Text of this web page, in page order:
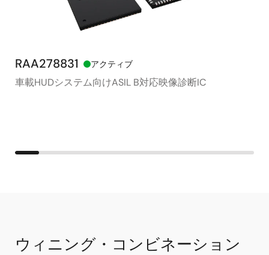
RAA278831 アクティブ
車載HUDシステム向けASIL B対応映像診断IC
ウィニング・コンビネーション